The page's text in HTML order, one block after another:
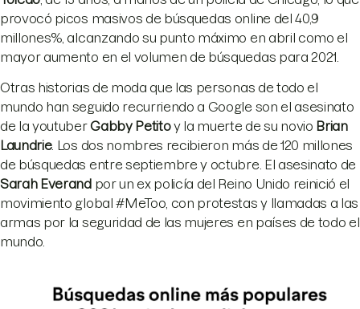
provocó picos masivos de búsquedas online del 40,9
millones%, alcanzando su punto máximo en abril como el
mayor aumento en el volumen de búsquedas para 2021.
Otras historias de moda que las personas de todo el
mundo han seguido recurriendo a Google son el asesinato
de la youtuberGabby Petitoy la muerte de su novio Brian
Laundrie. Los dos nombres recibieron más de 120 millones
de búsquedas entre septiembre y octubre. El asesinato de
Sarah Everandpor un ex policía del Reino Unido reinició el
movimiento global #MeToo, con protestas y llamadas a las
armas por la seguridad de las mujeres en países de todo el
mundo.